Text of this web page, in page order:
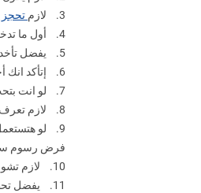
3. لازم
تحجز
4. أول ما تدخل البلد اشتري SIM Card عليها باقة نت ودقائق عشان تعرف تتواصل مع قرايبك و تطمنهم عليك وتقدر تستعمل الأبلكيشنز المهمة زي Google Maps
5. يفضل تأخد معاك باور بانك ومشترك ثلاثي إحتياطي.
6. إتأكد انك أخدت كل التطعيمات الخاصه بالبلد اللي انت رايحها.
7. لو انت بتحب الشوبينج إسأل على جمارك الحجات اللي انت ناوي تشتريها دي عشان متدفعش مبلغ كبير وانت داخل بيها من المطار هنا فـ مصر.
8. لازم تعرف عمله البلد اللي انت رايحها ويفضل يكون معاك كاش من نفس عمله البلد اللي انت رايحها عشان تعرف تتحرك من المطار اول م توصل ومتتوترش.
9. لو
فرض رسوم
10. لازم تشوف درجات الحراره فـ البلد اللي انت رايحها عشان تعرف تحضر شنطه سفرك.
11. يفضل تحط ميزانيه للسفرية بتاعتك.